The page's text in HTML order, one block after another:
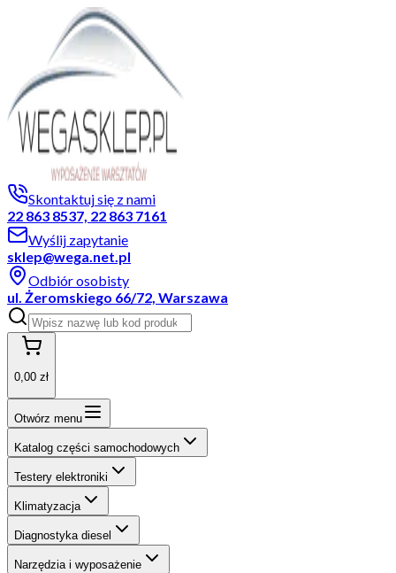
Skontaktuj się z nami
22 863 8537, 22 863 7161
Wyślij zapytanie
sklep@wega.net.pl
Odbiór osobisty
ul. Żeromskiego 66/72, Warszawa
0,00 zł
Otwórz menu
Katalog części samochodowych
Testery elektroniki
Klimatyzacja
Diagnostyka diesel
Narzędzia i wyposażenie